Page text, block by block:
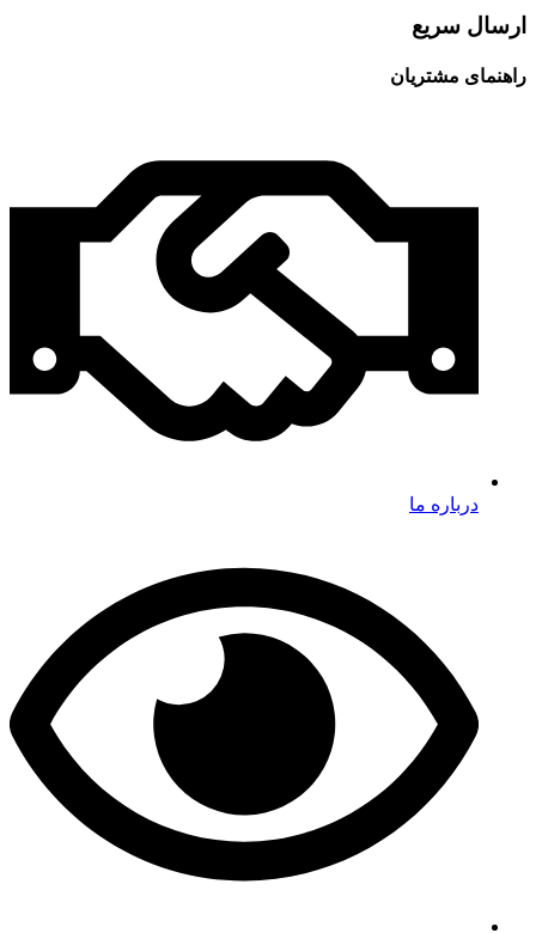
ارسال سریع
راهنمای مشتریان
درباره ما